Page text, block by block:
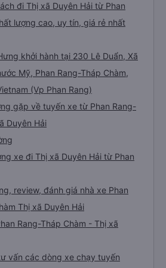
đi Thị xã Duyên Hải từ Phan
lượng cao, uy tín, giá rẻ nhất
khởi hành tại 230 Lê Duẩn, Xã
Mỹ, Phan Rang-Tháp Chàm,
(Vp Phan Rang)
gặp về tuyến xe từ Phan Rang-
Duyên Hải
xe đi Thị xã Duyên Hải từ Phan
review, đánh giá nhà xe Phan
Thị xã Duyên Hải
Rang-Tháp Chàm - Thị xã
vấn các dòng xe chạy tuyến